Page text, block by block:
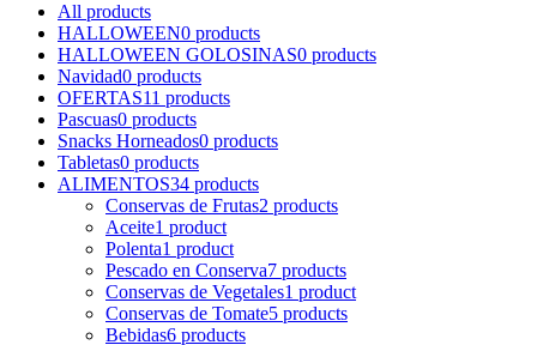
All products
HALLOWEEN0 products
HALLOWEEN GOLOSINAS0 products
Navidad0 products
OFERTAS11 products
Pascuas0 products
Snacks Horneados0 products
Tabletas0 products
ALIMENTOS34 products
Conservas de Frutas2 products
Aceite1 product
Polenta1 product
Pescado en Conserva7 products
Conservas de Vegetales1 product
Conservas de Tomate5 products
Bebidas6 products